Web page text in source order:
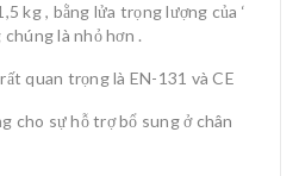
kg , bằng lửa trọng lượng của ‘
là nhỏ hơn .
quan trọng là EN-131 và CE
cho sự hỗ trợ bổ sung ở chân